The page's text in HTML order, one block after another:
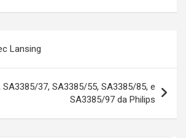
Lansing
SA3385/37, SA3385/55, SA3385/85, e
SA3385/97 da Philips